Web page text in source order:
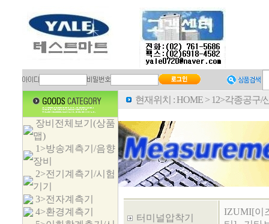
장비전체보기(상품
맵)
1>방송계측기/음향
장비
2>전기계측기/시험
기기
3>전자계측기
4>환경계측기
현재위치 :HOME > 12>각종공구/
터미널압착기
IZUMI[이